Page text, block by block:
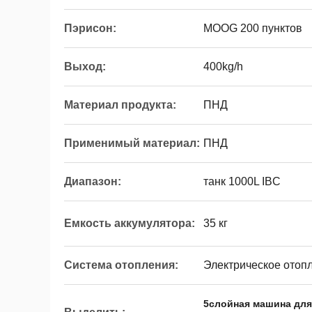
Пэрисон: MOOG 200 пунктов
Выход: 400kg/h
Материал продукта: ПНД
Применимый материал: ПНД
Диапазон: танк 1000L IBC
Емкость аккумулятора: 35 кг
Система отопления: Электрическое
5слойная машина